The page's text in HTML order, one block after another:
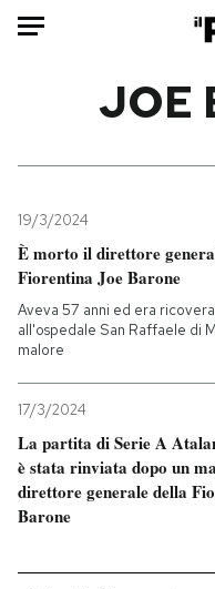
Mondo
Politica
Tecnologia
Internet
Economia
Sport
JOE
19/3/2024
È morto il direttore
Fiorentina Joe Barone
Aveva 57 anni ed era
all'ospedale San Raffaele di
malore
17/3/2024
La partita di Serie A
è stata rinviata dopo un
direttore generale della
Barone